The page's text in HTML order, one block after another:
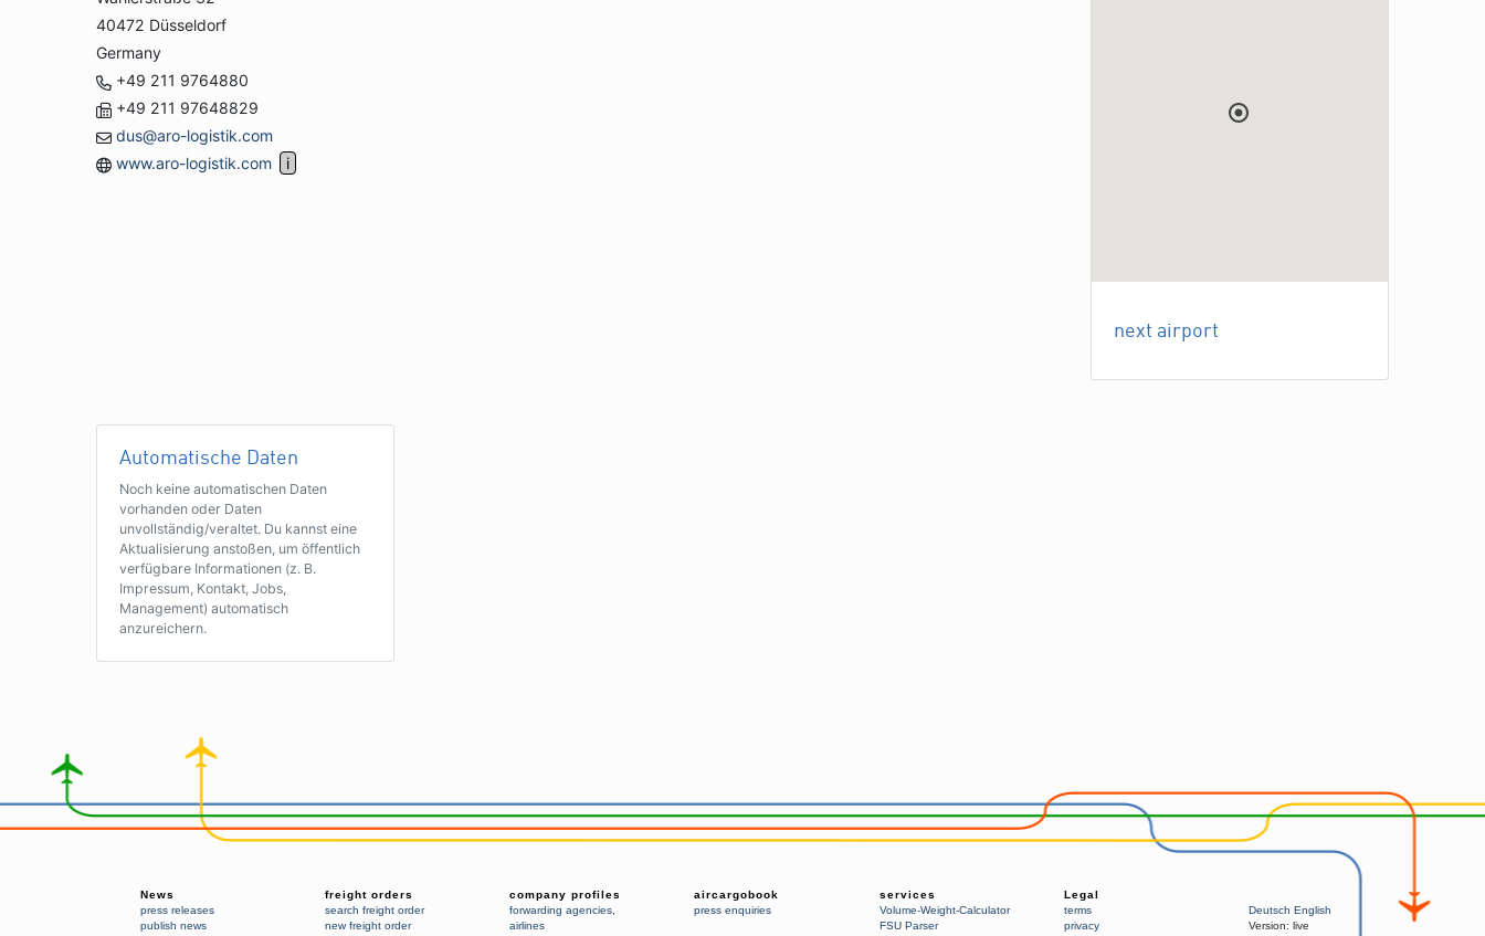
40472 Düsseldorf
Germany
+49 211 9764880
+49 211 97648829
dus@aro-logistik.com
www.aro-logistik.com
next airport
Automatische Daten
Noch keine automatischen Daten
vorhanden oder Daten
unvollständig/veraltet. Du kannst eine
Aktualisierung anstoßen, um öffentlich
verfügbare Informationen (z. B.
Impressum, Kontakt, Jobs,
Management) automatisch
anzureichern.
News
press releases
publish news
freight orders
search freight order
new freight order
company profiles
forwarding agencies
airlines
aircargobook
press enquiries
services
Volume-Weight-Calculator
FSU Parser
Legal
terms
privacy
Deutsch English
Version: live